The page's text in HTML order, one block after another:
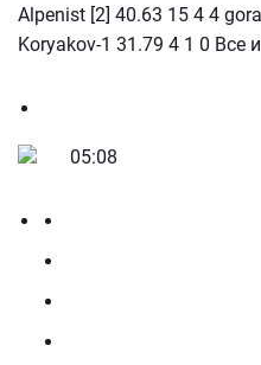
Alpenist [2] 40.63 15 4 4
Koryakov-1 31.79 4 1 0 Все
05:08